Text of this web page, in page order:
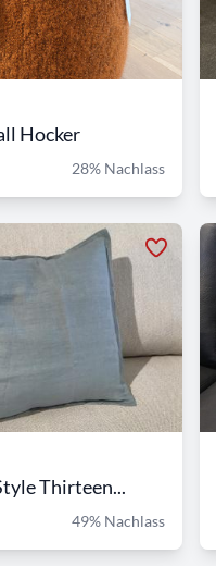
Hocker
28% Nachlass
Thirteen...
49% Nachlass